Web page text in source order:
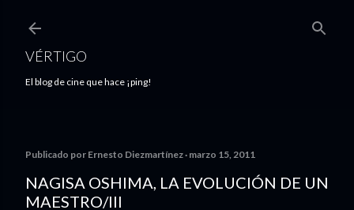
VÉRTIGO
El blog de cine que hace ¡ping!
Publicado por Ernesto Diezmartínez marzo 15, 2011
NAGISA OSHIMA, LA EVOLUCIÓN DE UN
MAESTRO/III